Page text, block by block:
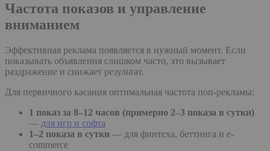
Частота показов и управление
вниманием
Эффективная реклама появляется в нужный момент. Если
показывать объявления слишком часто, это вызывает
раздражение и снижает результат.
Для первичного касания оптимальная частота поп-рекламы:
1 показ за 8–12 часов (примерно 2–3 показа в сутки)
— для игр и софта
1–2 показа в сутки — для финтеха, беттинга и e-
commerce